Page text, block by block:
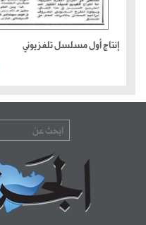
إنتاج أول مسلسل تلفزيوني